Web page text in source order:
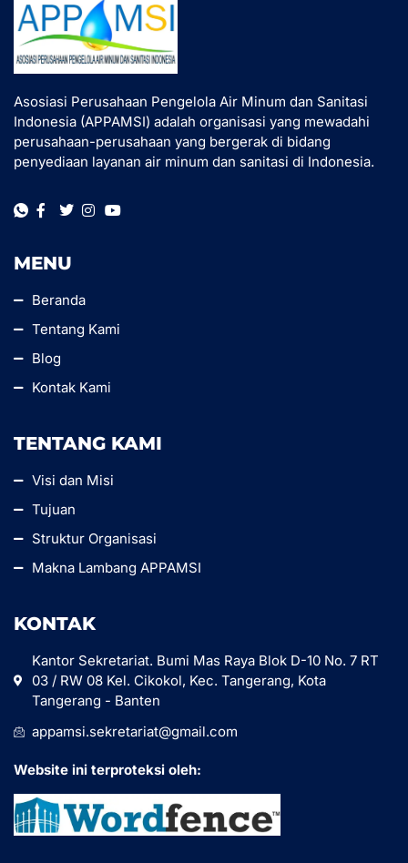
Asosiasi Perusahaan Pengelola Air Minum dan Sanitasi
Indonesia (APPAMSI) adalah organisasi yang mewadahi
perusahaan-perusahaan yang bergerak di bidang
penyediaan layanan air minum dan sanitasi di Indonesia.
MENU
Beranda
Tentang Kami
Blog
Kontak Kami
TENTANG KAMI
Visi dan Misi
Tujuan
Struktur Organisasi
Makna Lambang APPAMSI
KONTAK
Kantor Sekretariat. Bumi Mas Raya Blok D-10 No. 7 RT
03 / RW 08 Kel. Cikokol, Kec. Tangerang, Kota
Tangerang - Banten
appamsi.sekretariat@gmail.com
Website ini terproteksi oleh: